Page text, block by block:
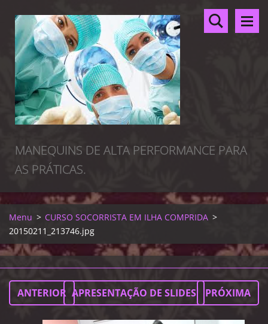
MANEQUINS DE ALTA PERFORMANCE PARA
AS PRÁTICAS.
Menu > CURSO SOCORRISTA EM ILHA COMPRIDA >
20150211_213746.jpg
ANTERIOR APRESENTAÇÃO DE SLIDES PRÓXIMA